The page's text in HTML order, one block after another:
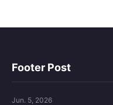
Footer Post
Jun. 5, 2026